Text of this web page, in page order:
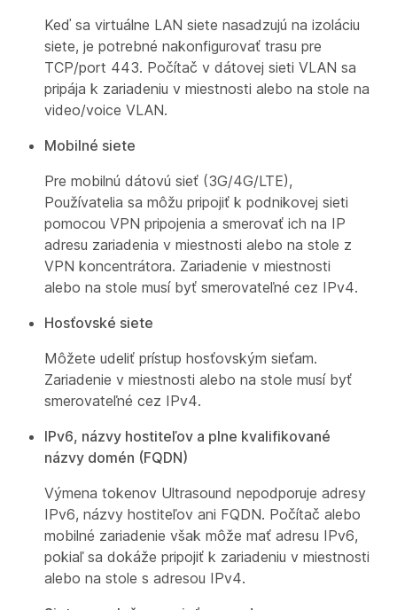
Keď sa virtuálne LAN siete nasadzujú na izoláciu
siete, je potrebné nakonfigurovať trasu pre
TCP/port 443. Počítač v dátovej sieti VLAN sa
pripája k zariadeniu v miestnosti alebo na stole na
video/voice VLAN.
Mobilné siete
Pre mobilnú dátovú sieť (3G/4G/LTE),
Používatelia sa môžu pripojiť k podnikovej sieti
pomocou VPN pripojenia a smerovať ich na IP
adresu zariadenia v miestnosti alebo na stole z
VPN koncentrátora. Zariadenie v miestnosti
alebo na stole musí byť smerovateľné cez IPv4.
Hosťovské siete
Môžete udeliť prístup hosťovským sieťam.
Zariadenie v miestnosti alebo na stole musí byť
smerovateľné cez IPv4.
IPv6, názvy hostiteľov a plne kvalifikované
názvy domén (FQDN)
Výmena tokenov Ultrasound nepodporuje adresy
IPv6, názvy hostiteľov ani FQDN. Počítač alebo
mobilné zariadenie však môže mať adresu IPv6,
pokiaľ sa dokáže pripojiť k zariadeniu v miestnosti
alebo na stole s adresou IPv4.